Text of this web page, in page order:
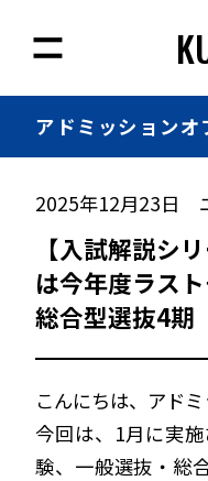
アドミッションオ
2025年12月23日
【入試解説シ
は今年度ラス
総合型選抜4期
こんにちは、アドミ
今回は、1月に実
験、一般選抜・総